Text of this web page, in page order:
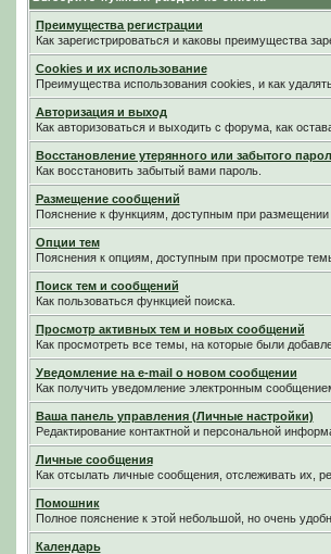
Преимущества регистрации
Как зарегистрироваться и каковы преимущества
Cookies и их использование
Преимущества использования cookies, и как
Авторизация и выход
Как авторизоваться и выходить с форума, как
Восстановление утерянного или забытого
Как восстановить забытый вами пароль.
Размещение сообщений
Пояснение к функциям, доступным при
Опции тем
Пояснения к опциям, доступным при просмотре
Поиск тем и сообщений
Как пользоваться функцией поиска.
Просмотр активных тем и новых сообщений
Как просмотреть все темы, на которые были
Уведомление на е-mail о новом сообщении
Как получить уведомление электронным
Ваша панель управления (Личные настройки)
Редактирование контактной и персональной
Личные сообщения
Как отсылать личные сообщения, отслеживать их,
Помошник
Полное пояснение к этой небольшой, но очень
Календарь